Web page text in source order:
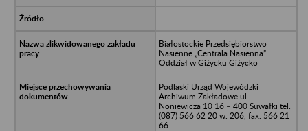
Białostockie Przedsiębiorstwo
Nasienne „Centrala Nasienna”
Oddział w Giżycku Giżycko
Podlaski Urząd Wojewódzki
Archiwum Zakładowe ul.
Noniewicza 10 16 – 400 Suwałki tel.
(087) 566 62 20 w. 206, fax. 566 21
66